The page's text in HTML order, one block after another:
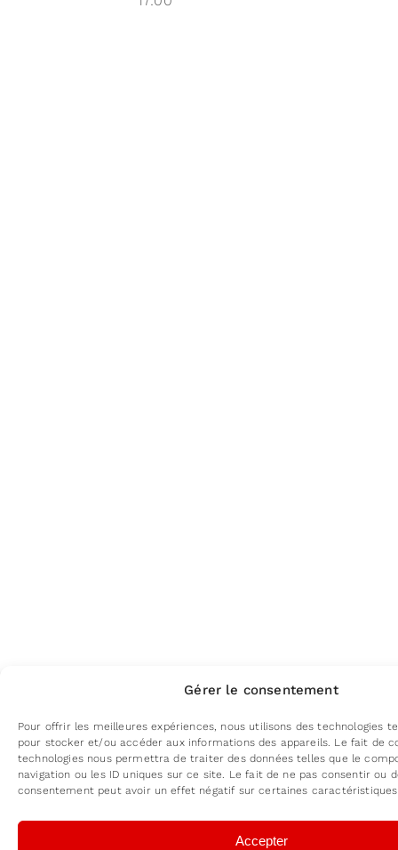
Gérer le consentement
Pour offrir les meilleures expériences, nous utilisons des technologies
pour stocker et/ou accéder aux informations des appareils. Le fait de
technologies nous permettra de traiter des données telles que le
navigation ou les ID uniques sur ce site. Le fait de ne pas consentir ou
consentement peut avoir un effet négatif sur certaines
Accepter